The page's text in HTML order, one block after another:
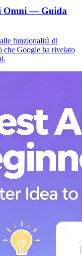
Omni — Guida
funzionalità di
che Google ha rivelato